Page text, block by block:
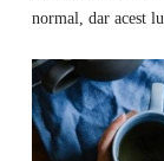
normal, dar acest